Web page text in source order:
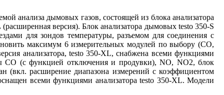
анализа дымовых газов, состоящей из блока анализатора
(расширенная версия). Блок анализатора дымовых testo 350-S
для зондов температуры, разъемом для соединения с
максимум 6 измерительных модулей по выбору (CO,
анализатора, testo 350-XL, снабжена всеми функциями
CO (с функцией отключения и продувки), NO, NO2, блок
(вкл. расширение диапазона измерений с коэффициентом
всеми функциями анализатора testo 350-XL. Модели